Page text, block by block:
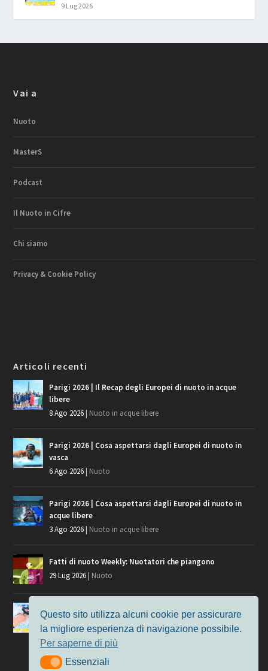
9 Lug 2026
Vai a
Nuoto
MasterS
Podcast
Il Nuoto in Cifre
Chi siamo
Privacy & Cookie Policy
Articoli recenti
Parigi 2026 | Il Recap degli Europei di nuoto in acque
libere
8 Ago 2026| Nuoto in acque libere
Parigi 2026 | Cosa aspettarsi dagli Europei di nuoto in
vasca
6 Ago 2026| Nuoto
Parigi 2026 | Cosa aspettarsi dagli Europei di nuoto in
acque libere
3 Ago 2026| Nuoto in acque libere
Fatti di nuoto Weekly: Nuotatori che piangono
29 Lug 2026| Nuoto
Giochi del Mediterraneo, i convocati del nuoto per
9 Lug 2026
Nuoto
Questo sito utilizza alcuni cookie per assicurare
la migliore esperienza di navigazione possibile.
Per saperne di più
EssenzialiEssenziali